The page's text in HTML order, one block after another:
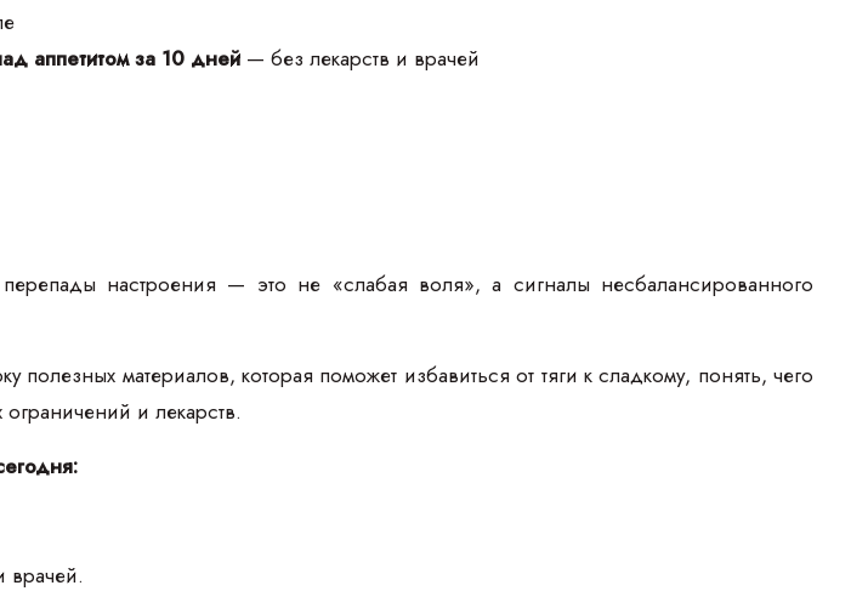
аппетитом за 10 дней — без лекарств и врачей
настроения — это не «слабая воля», а сигналы несбалансированного
материалов, которая поможет избавиться от тяги к сладкому, понять, чего
и лекарств.
врачей.